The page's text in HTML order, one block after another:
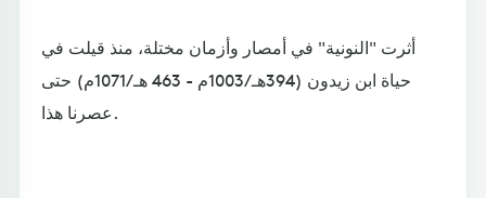
أثرت "النونية" في أمصار وأزمان مختلة، منذ قيلت في
حياة ابن زيدون (394هـ/1003م - 463 هـ/1071م) حتى
عصرنا هذا.